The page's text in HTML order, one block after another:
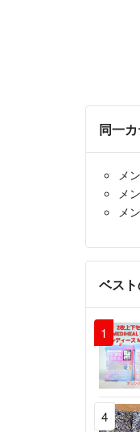
同一
メ
メ
メ
ベス
1
4